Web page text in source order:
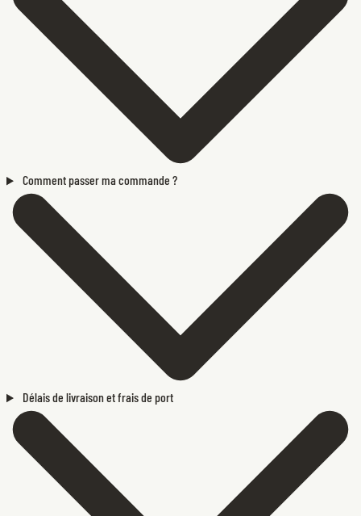
Comment passer ma commande ?
Délais de livraison et frais de port